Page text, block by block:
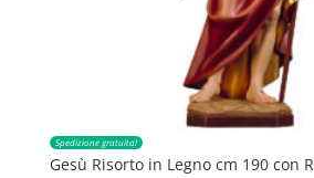
Spedizione gratuita!
Gesù Risorto in Legno cm 190 con